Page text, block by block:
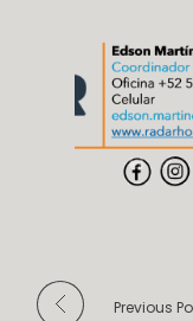
Previous